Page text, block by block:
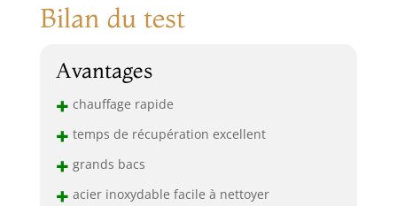
Bilan du test
Avantages
+ chauffage rapide
+ temps de récupération excellent
+ grands bacs
+ acier inoxydable facile à nettoyer